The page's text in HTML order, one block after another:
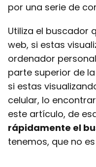
por una serie de
Utiliza el buscador
web, si estas
ordenador
parte superior de
si estas
celular, lo
este artículo, de
rápidamente el
tenemos, que no